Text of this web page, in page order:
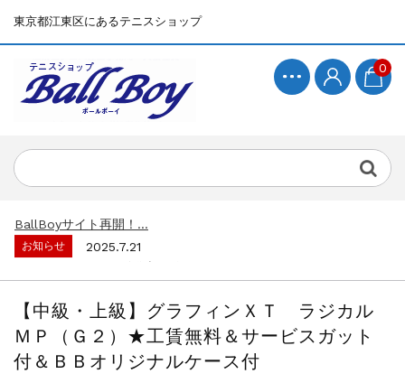
東京都江東区にあるテニスショップ
0
お知らせ
2025.7.15
お知らせ
2025.7.21
ウルトラV5シリーズ発売開始しました！ ...
お知らせ
2025.7.21
ウルトラV5シリーズ発売開始しました！ ...
お知らせ
2025.7.15
【中級・上級】グラフィンＸＴ ラジカル
ＭＰ（Ｇ２）★工賃無料＆サービスガット
付＆ＢＢオリジナルケース付